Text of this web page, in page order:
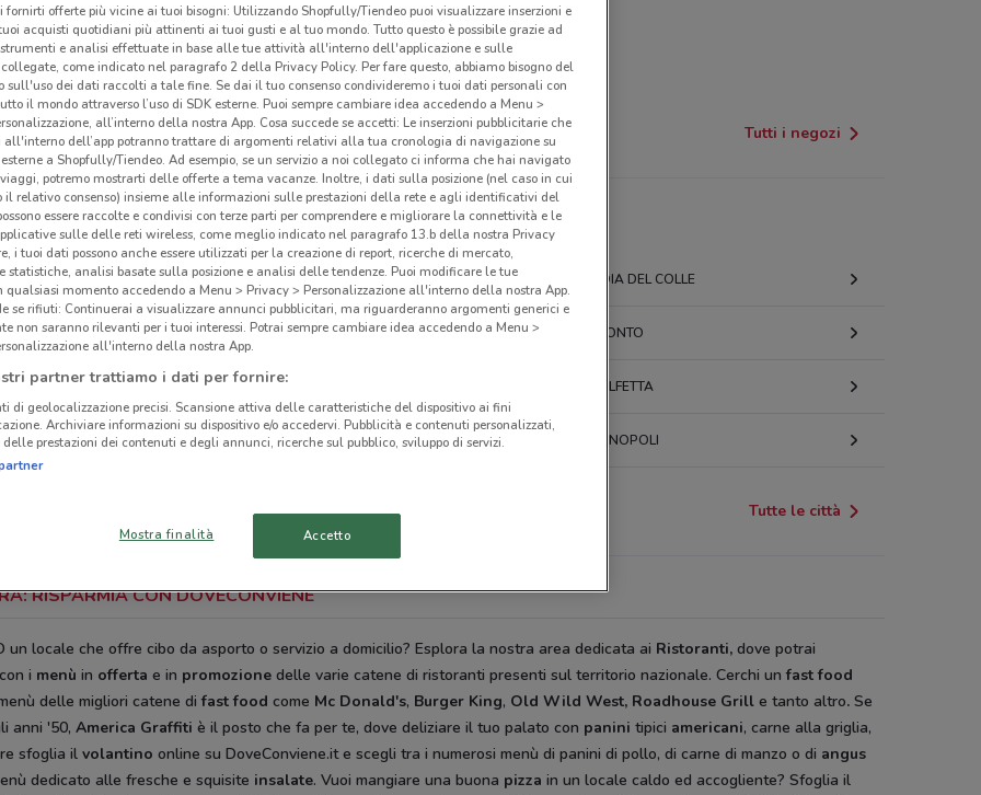
Tutti i negozi
GRAVINA IN PUGLIA GIOIA DEL COLLE
MODUGNO BITONTO
CORATO MOLFETTA
BISCEGLIE MONOPOLI
Tutte le città
RISPARMIA CON DOVECONVIENE
un locale che offre cibo da asporto o servizio a domicilio? Esplora la nostra area dedicata ai Ristoranti, dove potrai
i menù in offerta e in promozione delle varie catene di ristoranti presenti sul territorio nazionale. Cerchi unfast food
delle migliori catene difast food come Mc Donald's, Burger King, Old Wild West, Roadhouse Grill e tanto altro. Se
anni '50, America Graffiti è il posto che fa per te, dove deliziare il tuo palato con panini tipici americani, carne alla griglia,
sfoglia il volantino online su DoveConviene.it e scegli tra i numerosi menù di panini di pollo, di carne di manzo o di angus
dedicato alle fresche e squisite insalate. Vuoi mangiare una buona pizza in un locale caldo ed accogliente? Sfoglia il
fornirti offerte più vicine ai tuoi bisogni: Utilizzando Shopfully/Tiendeo puoi visualizzare inserzioni e
acquisti quotidiani più attinenti ai tuoi gusti e al tuo mondo. Tutto questo è possibile grazie ad
e analisi effettuate in base alle tue attività all'interno dell'applicazione e sulle
come indicato nel paragrafo 2 della Privacy Policy. Per fare questo, abbiamo bisogno del
sull'uso dei dati raccolti a tale fine. Se dai il tuo consenso condivideremo i tuoi dati personali con
il mondo attraverso l’uso di SDK esterne. Puoi sempre cambiare idea accedendo a Menu >
all’interno della nostra App. Cosa succede se accetti: Le inserzioni pubblicitarie che
all'interno dell’app potranno trattare di argomenti relativi alla tua cronologia di navigazione su
a Shopfully/Tiendeo. Ad esempio, se un servizio a noi collegato ci informa che hai navigato
potremo mostrarti delle offerte a tema vacanze. Inoltre, i dati sulla posizione (nel caso in cui
il relativo consenso) insieme alle informazioni sulle prestazioni della rete e agli identificativi del
essere raccolte e condivisi con terze parti per comprendere e migliorare la connettività e le
sulle delle reti wireless, come meglio indicato nel paragrafo 13.b della nostra Privacy
i tuoi dati possono anche essere utilizzati per la creazione di report, ricerche di mercato,
statistiche, analisi basate sulla posizione e analisi delle tendenze. Puoi modificare le tue
qualsiasi momento accedendo a Menu > Privacy > Personalizzazione all'interno della nostra App.
se rifiuti: Continuerai a visualizzare annunci pubblicitari, ma riguarderanno argomenti generici e
non saranno rilevanti per i tuoi interessi. Potrai sempre cambiare idea accedendo a Menu >
all'interno della nostra App.
partner trattiamo i dati per fornire:
di geolocalizzazione precisi. Scansione attiva delle caratteristiche del dispositivo ai fini
Archiviare informazioni su dispositivo e/o accedervi. Pubblicità e contenuti personalizzati,
prestazioni dei contenuti e degli annunci, ricerche sul pubblico, sviluppo di servizi.
Mostra finalità Accetto